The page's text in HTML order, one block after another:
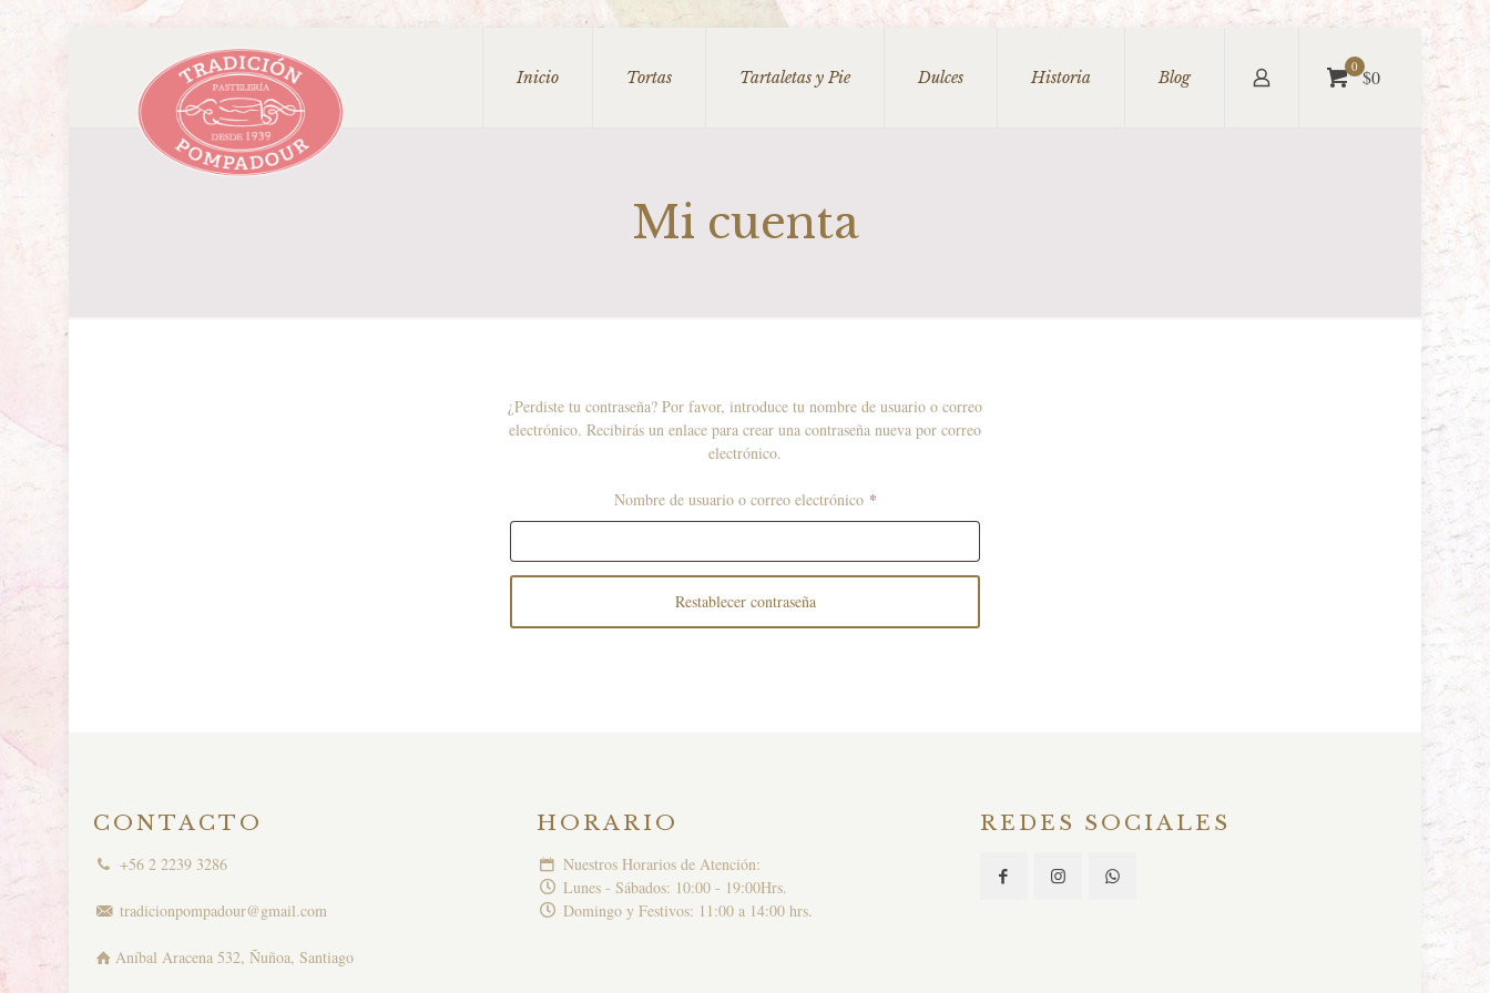
Inicio Tortas Tartaletas y Pie Dulces Historia Blog
0 $0
Mi cuenta
¿Perdiste tu contraseña? Por favor, introduce tu nombre de usuario o correo
electrónico. Recibirás un enlace para crear una contraseña nueva por correo
electrónico.
Nombre de usuario o correo electrónico *Obligatorio
Restablecer contraseña
CONTACTO
+56 2 2239 3286
tradicionpompadour@gmail.com
Aníbal Aracena 532, Ñuñoa, Santiago
HORARIO
Nuestros Horarios de Atención:
Lunes - Sábados: 10:00 - 19:00Hrs.
Domingo y Festivos: 11:00 a 14:00 hrs.
REDES SOCIALES